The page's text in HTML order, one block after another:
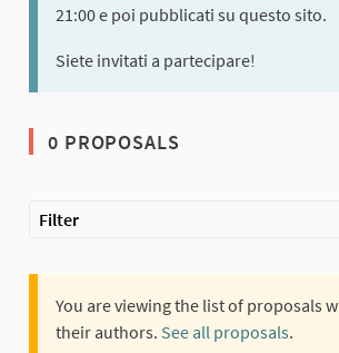
21:00 e poi pubblicati su questo sito.
Siete invitati a partecipare!
0 PROPOSALS
Filter
You are viewing the list of proposals
their authors. See all proposals.